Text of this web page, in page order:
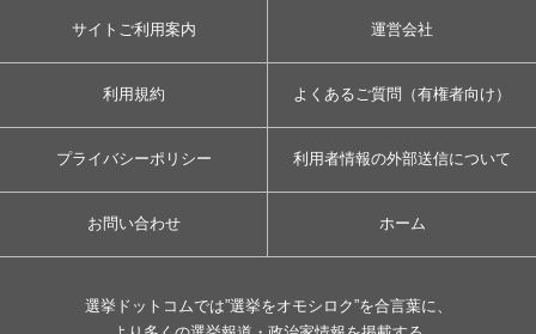
サイトご利用案内 運営会社
利用規約 よくあるご質問（有権者向け）
プライバシーポリシー 利用者情報の外部送信について
お問い合わせ ホーム
選挙ドットコムでは”選挙をオモシロク”を合言葉に、